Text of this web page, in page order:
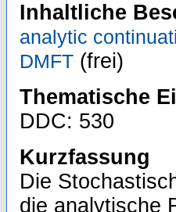
Inhaltliche
analytic
DMFT (frei)
Thematische
DDC: 530
Kurzfassung
Die
die analytische